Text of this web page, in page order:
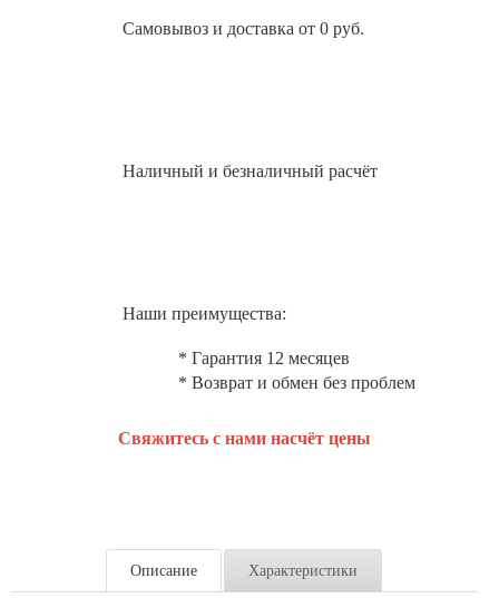
Самовывоз и доставка от 0 руб.
Наличный и безналичный расчёт
Наши преимущества:
* Гарантия 12 месяцев
* Возврат и обмен без проблем
Свяжитесь с нами насчёт цены
Описание Характеристики